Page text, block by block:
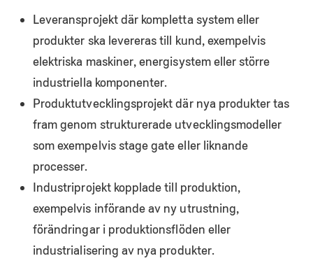
Leveransprojekt där kompletta system eller
produkter ska levereras till kund, exempelvis
elektriska maskiner, energisystem eller större
industriella komponenter.
Produktutvecklingsprojekt där nya produkter tas
fram genom strukturerade utvecklingsmodeller
som exempelvis stage gate eller liknande
processer.
Industriprojekt kopplade till produktion,
exempelvis införande av ny utrustning,
förändringar i produktionsflöden eller
industrialisering av nya produkter.